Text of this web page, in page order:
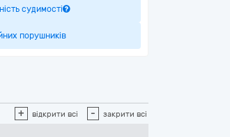
судимості
порушників
+ відкрити всі - закрити всі